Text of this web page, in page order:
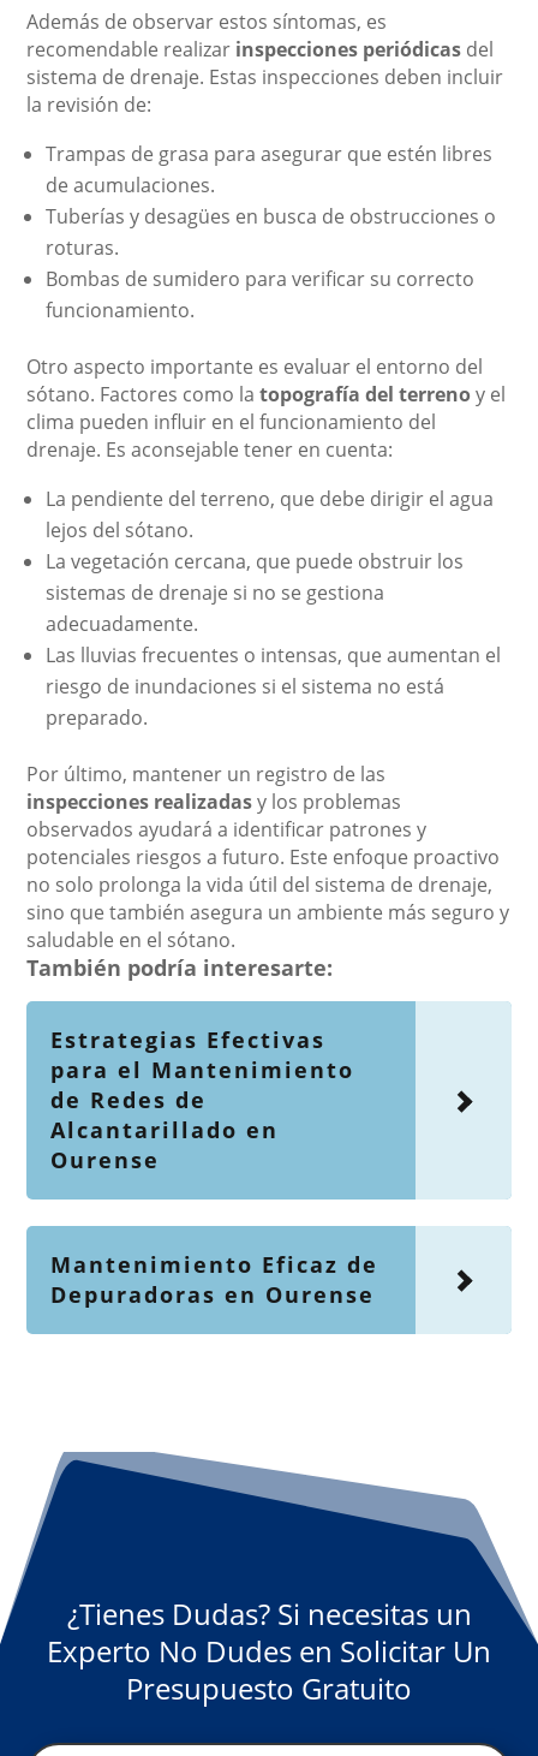
Además de observar estos síntomas, es
recomendable realizar inspecciones periódicas del
sistema de drenaje. Estas inspecciones deben incluir
la revisión de:
Trampas de grasa para asegurar que estén libres
de acumulaciones.
Tuberías y desagües en busca de obstrucciones o
roturas.
Bombas de sumidero para verificar su correcto
funcionamiento.
Otro aspecto importante es evaluar el entorno del
sótano. Factores como latopografía del terrenoy el
clima pueden influir en el funcionamiento del
drenaje. Es aconsejable tener en cuenta:
La pendiente del terreno, que debe dirigir el agua
lejos del sótano.
La vegetación cercana, que puede obstruir los
sistemas de drenaje si no se gestiona
adecuadamente.
Las lluvias frecuentes o intensas, que aumentan el
riesgo de inundaciones si el sistema no está
preparado.
Por último, mantener un registro de las
inspecciones realizadasy los problemas
observados ayudará a identificar patrones y
potenciales riesgos a futuro. Este enfoque proactivo
no solo prolonga la vida útil del sistema de drenaje,
sino que también asegura un ambiente más seguro y
saludable en el sótano.
También podría interesarte:
Estrategias Efectivas
para el Mantenimiento
de Redes de
Alcantarillado en
Ourense
Mantenimiento Eficaz de
Depuradoras en Ourense
¿Tienes Dudas? Si necesitas un
Experto No Dudes en Solicitar Un
Presupuesto Gratuito